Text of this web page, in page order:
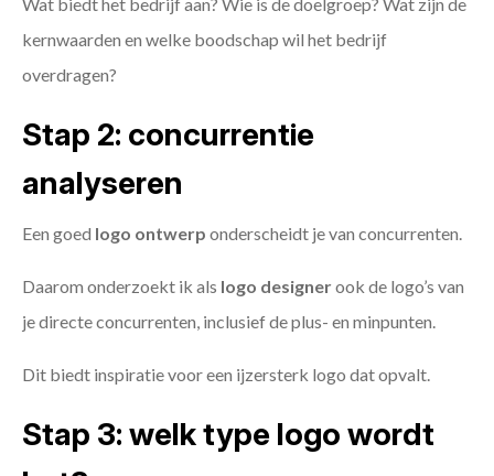
Wat biedt het bedrijf aan? Wie is de doelgroep? Wat zijn de
kernwaarden en welke boodschap wil het bedrijf
overdragen?
Stap 2: concurrentie
analyseren
Een goed logo ontwerp onderscheidt je van concurrenten.
Daarom onderzoekt ik als logo designerook de logo’s van
je directe concurrenten, inclusief de plus- en minpunten.
Dit biedt inspiratie voor een ijzersterk logo dat opvalt.
Stap 3: welk type logo wordt